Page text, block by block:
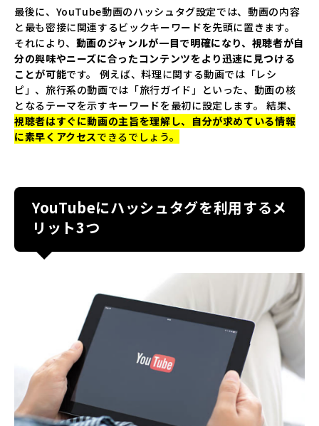
最後に、YouTube動画のハッシュタグ設定では、動画の内容
と最も密接に関連するビックキーワードを先頭に置きます。
それにより、 動画のジャンルが一目で明確になり、視聴者が自
分の興味やニーズに合ったコンテンツをより迅速に見つける
ことが可能です。 例えば、料理に関する動画では「レシ
ピ」、旅行系の動画では「旅行ガイド」といった、動画の核
となるテーマを示すキーワードを最初に設定します。 結果、
視聴者はすぐに動画の主旨を理解し、自分が求めている情報
に素早くアクセスできるでしょう。
YouTubeにハッシュタグを利用するメ
リット3つ